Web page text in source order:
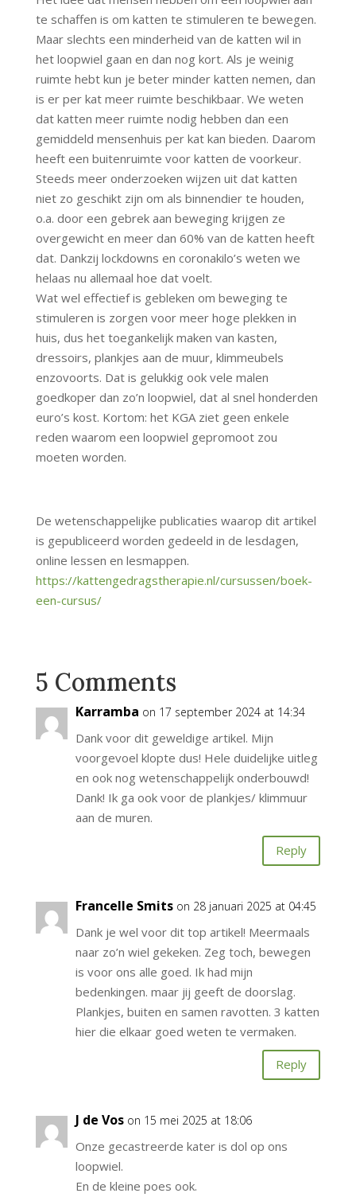
te schaffen is om katten te stimuleren te bewegen.
Maar slechts een minderheid van de katten wil in
het loopwiel gaan en dan nog kort. Als je weinig
ruimte hebt kun je beter minder katten nemen, dan
is er per kat meer ruimte beschikbaar. We weten
dat katten meer ruimte nodig hebben dan een
gemiddeld mensenhuis per kat kan bieden. Daarom
heeft een buitenruimte voor katten de voorkeur.
Steeds meer onderzoeken wijzen uit dat katten
niet zo geschikt zijn om als binnendier te houden,
o.a. door een gebrek aan beweging krijgen ze
overgewicht en meer dan 60% van de katten heeft
dat. Dankzij lockdowns en coronakilo’s weten we
helaas nu allemaal hoe dat voelt.
Wat wel effectief is gebleken om beweging te
stimuleren is zorgen voor meer hoge plekken in
huis, dus het toegankelijk maken van kasten,
dressoirs, plankjes aan de muur, klimmeubels
enzovoorts. Dat is gelukkig ook vele malen
goedkoper dan zo’n loopwiel, dat al snel honderden
euro’s kost. Kortom: het KGA ziet geen enkele
reden waarom een loopwiel gepromoot zou
moeten worden.
De wetenschappelijke publicaties waarop dit artikel
is gepubliceerd worden gedeeld in de lesdagen,
online lessen en lesmappen.
https://kattengedragstherapie.nl/cursussen/boek-
een-cursus/
5 Comments
Karramba on 17 september 2024 at 14:34
Dank voor dit geweldige artikel. Mijn
voorgevoel klopte dus! Hele duidelijke uitleg
en ook nog wetenschappelijk onderbouwd!
Dank! Ik ga ook voor de plankjes/ klimmuur
aan de muren.
Reply
Francelle Smits on 28 januari 2025 at 04:45
Dank je wel voor dit top artikel! Meermaals
naar zo’n wiel gekeken. Zeg toch, bewegen
is voor ons alle goed. Ik had mijn
bedenkingen. maar jij geeft de doorslag.
Plankjes, buiten en samen ravotten. 3 katten
hier die elkaar goed weten te vermaken.
Reply
J de Vos on 15 mei 2025 at 18:06
Onze gecastreerde kater is dol op ons
loopwiel.
En de kleine poes ook.